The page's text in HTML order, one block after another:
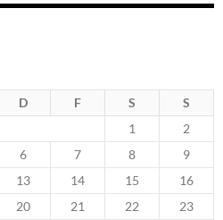
D F S S
1
2
6 7 8
9
13 14 15
16
20 21 22
23